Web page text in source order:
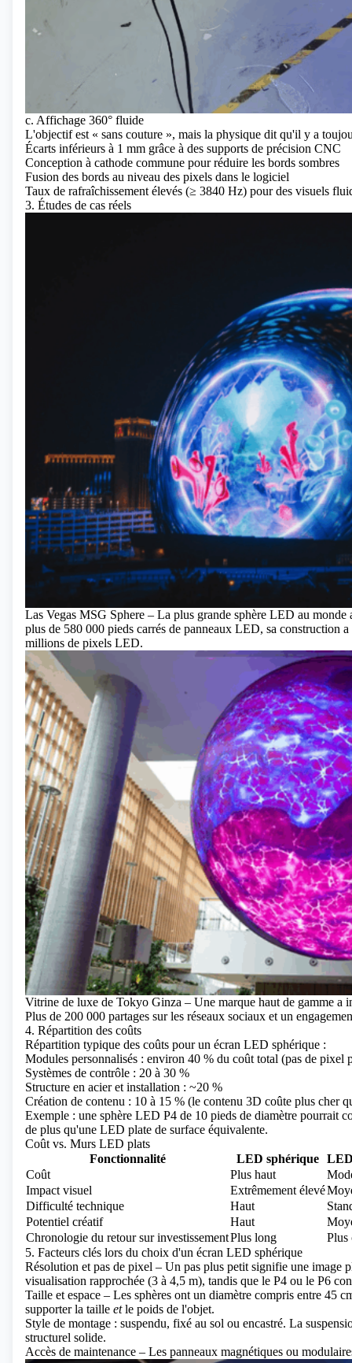
c. Affichage 360° fluide
L'objectif est « sans couture », mais la physique dit qu'il y a
Écarts inférieurs à 1 mm grâce à des supports de précision CNC
Conception à cathode commune pour réduire les bords sombres
Fusion des bords au niveau des pixels dans le logiciel
Taux de rafraîchissement élevés (≥ 3840 Hz) pour des visuels
3. Études de cas réels
Las Vegas MSG Sphere – La plus grande sphère LED au
plus de 580 000 pieds carrés de panneaux LED, sa construction
millions de pixels LED.
Vitrine de luxe de Tokyo Ginza – Une marque haut de gamme a
Plus de 200 000 partages sur les réseaux sociaux et un
4. Répartition des coûts
Répartition typique des coûts pour un écran LED sphérique :
Modules personnalisés : environ 40 % du coût total (pas de pixel
Systèmes de contrôle : 20 à 30 %
Structure en acier et installation : ~20 %
Création de contenu : 10 à 15 % (le contenu 3D coûte plus cher
Exemple : une sphère LED P4 de 10 pieds de diamètre pourrait
de plus qu'une LED plate de surface équivalente.
Coût vs. Murs LED plats
Fonctionnalité
LED sphérique
Coût
Plus haut
Impact visuel
Extrêmement élevé
Difficulté technique
Haut
Potentiel créatif
Haut
Chronologie du retour sur investissementPlus long
Plus
5. Facteurs clés lors du choix d'un écran LED sphérique
Résolution et pas de pixel – Un pas plus petit signifie une image
visualisation rapprochée (3 à 4,5 m), tandis que le P4 ou le P6
Taille et espace – Les sphères ont un diamètre compris entre 45
supporter la taille etle poids de l'objet.
Style de montage : suspendu, fixé au sol ou encastré. La
structurel solide.
Accès de maintenance – Les panneaux magnétiques ou